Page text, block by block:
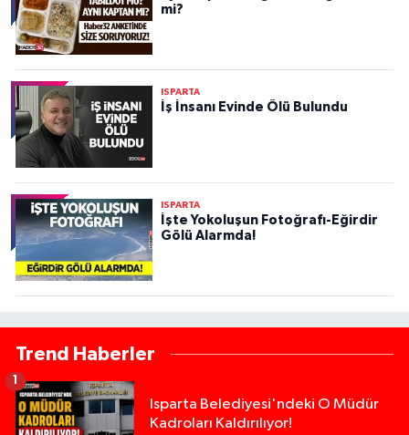
mi?
ISPARTA
İş İnsanı Evinde Ölü Bulundu
ISPARTA
İşte Yokoluşun Fotoğrafı-Eğirdir
Gölü Alarmda!
Trend Haberler
Isparta Belediyesi'ndeki O Müdür
Kadroları Kaldırılıyor!
1